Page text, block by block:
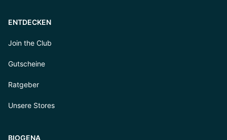
ENTDECKEN
Join the Club
Gutscheine
Ratgeber
Unsere Stores
BIOGENA